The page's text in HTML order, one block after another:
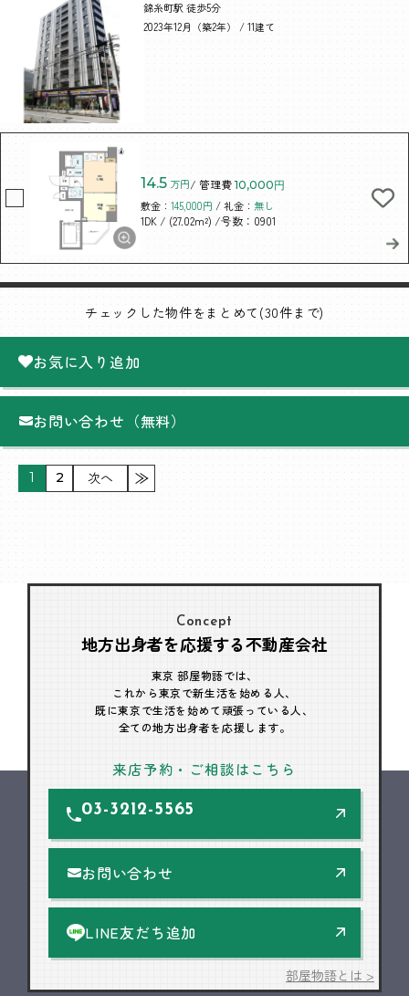
錦糸町駅 徒歩5分
2023年12月（築2年） / 11建て
14.5 万円/ 管理費 10,000円
敷金：145,000円 / 礼金： 無し
1DK / (27.02m²) /号数：0901
チェックした物件をまとめて(30件まで)
お気に入り追加
お問い合わせ（無料）
1 2 次へ
Concept
地方出身者を応援する不動産会社
東京 部屋物語では、
これから東京で新生活を始める人、
既に東京で生活を始めて頑張っている人、
全ての地方出身者を応援します。
来店予約・ご相談はこちら
03-3212-5565
お問い合わせ
LINE友だち追加
部屋物語とは >